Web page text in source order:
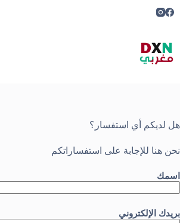
إلى
هل لديكم أي استفسار؟
نحن هنا للإجابة على استفساراتكم
اسمك
بريدك الإلكتروني